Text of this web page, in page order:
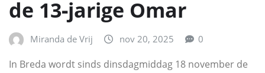
de 13‑jarige Omar
Miranda de Vrij nov 20, 2025 0
In Breda wordt sinds dinsdagmiddag 18 november de